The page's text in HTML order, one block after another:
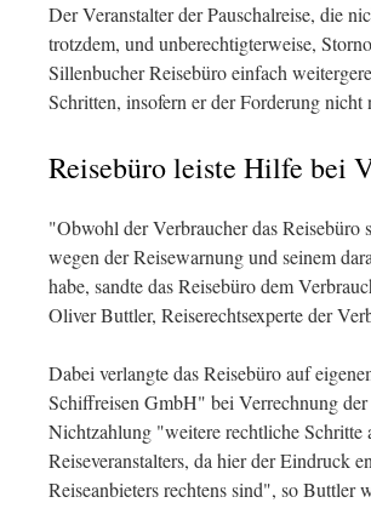
Der Veranstalter der Pauschalreise, die
trotzdem, und unberechtigterweise,
Sillenbucher Reisebüro einfach
Schritten, insofern er der Forderung nicht
Reisebüro leiste Hilfe bei
"Obwohl der Verbraucher das Reisebüro
wegen der Reisewarnung und seinem
habe, sandte das Reisebüro dem
Oliver Buttler, Reiserechtsexperte der
Dabei verlangte das Reisebüro auf
Schiffreisen GmbH" bei Verrechnung
Nichtzahlung "weitere rechtliche
Reiseveranstalters, da hier der Eindruck
Reiseanbieters rechtens sind", so Buttler